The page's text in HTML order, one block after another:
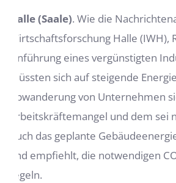
Halle (Saale). Wie die
Wirtschaftsforschung Halle
Einführung eines vergünstigten
müssten sich auf steigende
Abwanderung von Unternehmen
Arbeitskräftemangel und dem
Auch das geplante
und empfiehlt, die notwendigen
regeln.